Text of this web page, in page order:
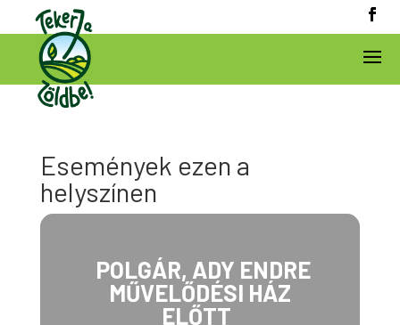
Események ezen a
helyszínen
POLGÁR, ADY ENDRE
MŰVELŐDÉSI HÁZ
ELŐTT